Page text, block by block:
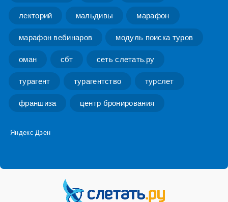
лекторий мальдивы марафон
марафон вебинаров модуль поиска туров
оман сбт сеть слетать.ру
турагент турагентство турслет
франшиза центр бронирования
Яндекс Дзен